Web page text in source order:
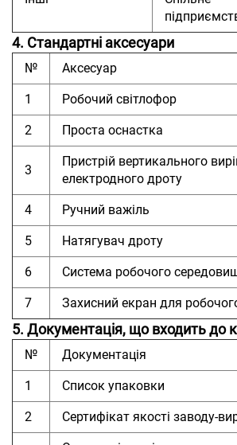
4. Стандартні аксесуари
№ Аксесуар
1 Робочий світлофор
2 Проста оснастка
3
Пристрій вертикального
електродного дроту
4 Ручний важіль
5 Натягувач дроту
6 Система робочого
7 Захисний екран для
5. Документація, що входить до
№ Документація
1 Список упаковки
2 Сертифікат якості заводу-